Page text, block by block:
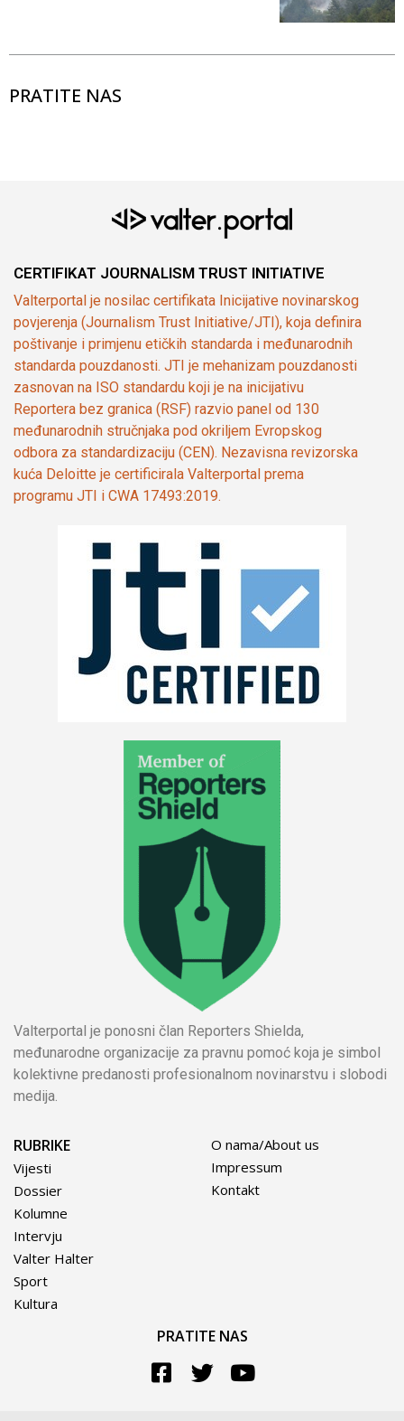
PRATITE NAS
CERTIFIKAT JOURNALISM TRUST INITIATIVE
Valterportal je nosilac certifikata Inicijative novinarskog
povjerenja (Journalism Trust Initiative/JTI), koja definira
poštivanje i primjenu etičkih standarda i međunarodnih
standarda pouzdanosti. JTI je mehanizam pouzdanosti
zasnovan na ISO standardu koji je na inicijativu
Reportera bez granica (RSF) razvio panel od 130
međunarodnih stručnjaka pod okriljem Evropskog
odbora za standardizaciju (CEN). Nezavisna revizorska
kuća Deloitte je certificirala Valterportal prema
programu JTI i CWA 17493:2019.
Valterportal je ponosni član Reporters Shielda,
međunarodne organizacije za pravnu pomoć koja je simbol
kolektivne predanosti profesionalnom novinarstvu i slobodi
medija.
RUBRIKE
Vijesti
Dossier
Kolumne
Intervju
Valter Halter
Sport
Kultura
O nama/About us
Impressum
Kontakt
PRATITE NAS